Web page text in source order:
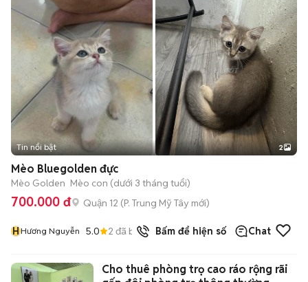
Tin nổi bật 2
Mèo Bluegolden đực
Mèo Golden Mèo con (dưới 3 tháng tuổi)
700.000 đ Quận 12 (P. Trung Mỹ Tây mới)
HHương Nguyễn 5.0 2 đã bán Bấm để hiện số Chat
Cho thuê phòng trọ cao ráo rộng rãi